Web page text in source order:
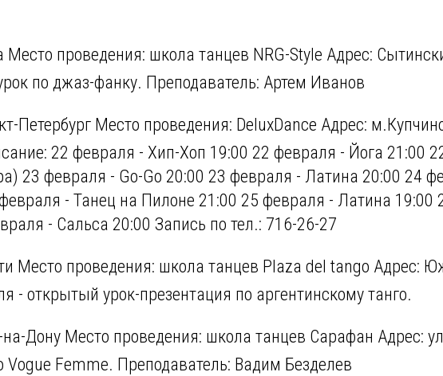
проведения: школа танцев NRG-Style Адрес:
по джаз-фанку. Преподаватель: Артем Иванов
Петербург Место проведения: DeluxDance Адрес:
22 февраля - Хип-Хоп 19:00 22 февраля - Йога 21:00
23 февраля - Go-Go 20:00 23 февраля - Латина 20:00 24
- Танец на Пилоне 21:00 25 февраля - Латина 19:00
- Сальса 20:00 Запись по тел.: 716-26-27
Место проведения: школа танцев Plaza del tango Адрес:
- открытый урок-презентация по аргентинскому танго.
Дону Место проведения: школа танцев Сарафан Адрес:
Vogue Femme. Преподаватель: Вадим Безделев